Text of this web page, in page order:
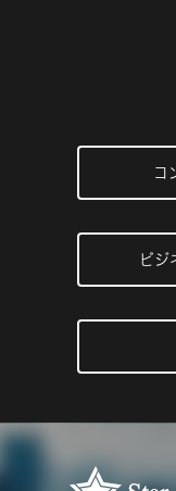
コ
ビジ